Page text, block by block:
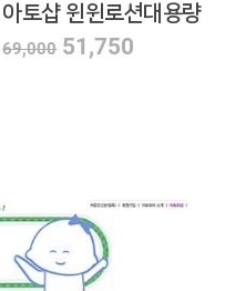
아토샵 윈윈로션대용량
69,000 51,750